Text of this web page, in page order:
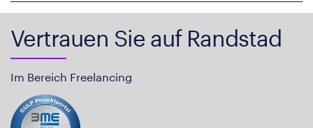
Vertrauen Sie auf Randstad
Im Bereich Freelancing